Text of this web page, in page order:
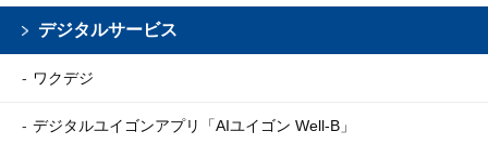
デジタルサービス
ワクデジ
デジタルユイゴンアプリ 「AIユイゴン Well-B」